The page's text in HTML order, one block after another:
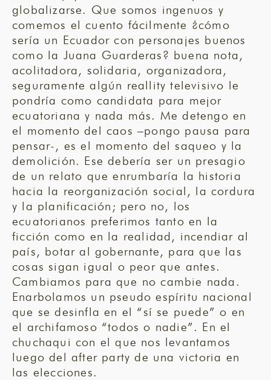
globalizarse. Que somos ingenuos y
comemos el cuento fácilmente ¿cómo
sería un Ecuador con personajes buenos
como la Juana Guarderas? buena nota,
acolitadora, solidaria, organizadora,
seguramente algún reallity televisivo le
pondría como candidata para mejor
ecuatoriana y nada más. Me detengo en
el momento del caos –pongo pausa para
pensar-, es el momento del saqueo y la
demolición. Ese debería ser un presagio
de un relato que enrumbaría la historia
hacia la reorganización social, la cordura
y la planificación; pero no, los
ecuatorianos preferimos tanto en la
ficción como en la realidad, incendiar al
país, botar al gobernante, para que las
cosas sigan igual o peor que antes.
Cambiamos para que no cambie nada.
Enarbolamos un pseudo espíritu nacional
que se desinfla en el “sí se puede” o en
el archifamoso “todos o nadie”. En el
chuchaqui con el que nos levantamos
luego del after party de una victoria en
las elecciones.